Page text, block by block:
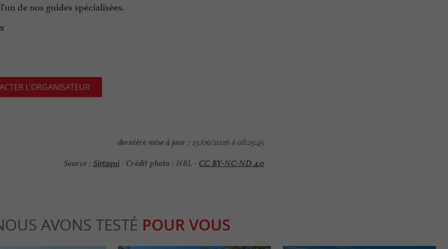
de nos guides spécialisées.
L'ORGANISATEUR
dernière mise à jour : 25/06/2026 à 08:25:45
Source : Sirtaqui-Crédit photo : HBL -CC BY-NC-ND 4.0
AVONS TESTÉ POUR VOUS